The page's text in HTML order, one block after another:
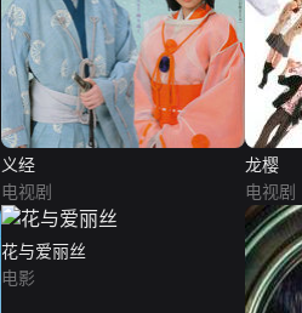
义经
电视剧
龙樱
电视剧
花与爱丽丝
电影